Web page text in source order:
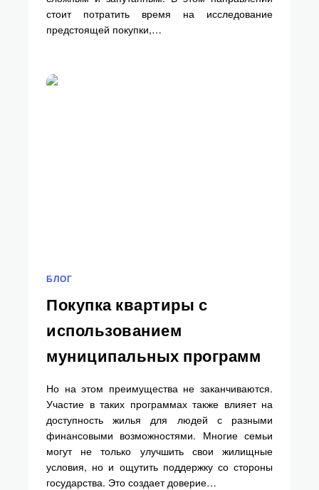
стоит потратить время на исследование
предстоящей покупки,…
БЛОГ
Покупка квартиры с
использованием
муниципальных программ
Но на этом преимущества не заканчиваются.
Участие в таких программах также влияет на
доступность жилья для людей с разными
финансовыми возможностями. Многие семьи
могут не только улучшить свои жилищные
условия, но и ощутить поддержку со стороны
государства. Это создает доверие…